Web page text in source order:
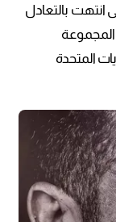
انتهت بالتعادل
المجموعة
الولايات المتحدة